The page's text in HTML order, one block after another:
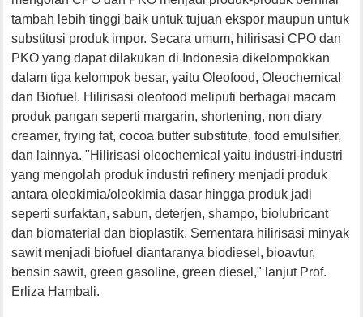
tambah lebih tinggi baik untuk tujuan ekspor maupun untuk
substitusi produk impor. Secara umum, hilirisasi CPO dan
PKO yang dapat dilakukan di Indonesia dikelompokkan
dalam tiga kelompok besar, yaitu Oleofood, Oleochemical
dan Biofuel. Hilirisasi oleofood meliputi berbagai macam
produk pangan seperti margarin, shortening, non diary
creamer, frying fat, cocoa butter substitute, food emulsifier,
dan lainnya. "Hilirisasi oleochemical yaitu industri-industri
yang mengolah produk industri refinery menjadi produk
antara oleokimia/oleokimia dasar hingga produk jadi
seperti surfaktan, sabun, deterjen, shampo, biolubricant
dan biomaterial dan bioplastik. Sementara hilirisasi minyak
sawit menjadi biofuel diantaranya biodiesel, bioavtur,
bensin sawit, green gasoline, green diesel," lanjut Prof.
Erliza Hambali.